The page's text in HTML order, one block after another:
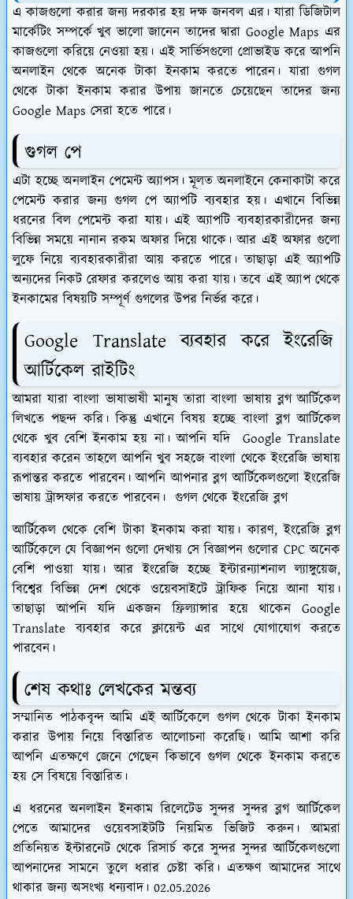
এ কাজগুলো করার জন্য দরকার হয় দক্ষ জনবল এর। যারা ডিজিটাল
মার্কেটিং সম্পর্কে খুব ভালো জানেন তাদের দ্বারা Google Maps এর
কাজগুলো করিয়ে নেওয়া হয়। এই সার্ভিসগুলো প্রোভাইড করে আপনি
অনলাইন থেকে অনেক টাকা ইনকাম করতে পারেন। যারা গুগল
থেকে টাকা ইনকাম করার উপায় জানতে চেয়েছেন তাদের জন্য
Google Maps সেরা হতে পারে।
গুগল পে
এটা হচ্ছে অনলাইন পেমেন্ট অ্যাপস। মূলত অনলাইনে কেনাকাটা করে
পেমেন্ট করার জন্য গুগল পে অ্যাপটি ব্যবহার হয়। এখানে বিভিন্ন
ধরনের বিল পেমেন্ট করা যায়। এই অ্যাপটি ব্যবহারকারীদের জন্য
বিভিন্ন সময়ে নানান রকম অফার দিয়ে থাকে। আর এই অফার গুলো
লুফে নিয়ে ব্যবহারকারীরা আয় করতে পারে। তাছাড়া এই অ্যাপটি
অন্যদের নিকট রেফার করলেও আয় করা যায়। তবে এই অ্যাপ থেকে
ইনকামের বিষয়টি সম্পূর্ণ গুগলের উপর নির্ভর করে।
Google Translate ব্যবহার করে ইংরেজি
আর্টিকেল রাইটিং
আমরা যারা বাংলা ভাষাভাষী মানুষ তারা বাংলা ভাষায় ব্লগ আর্টিকেল
লিখতে পছন্দ করি। কিন্তু এখানে বিষয় হচ্ছে বাংলা ব্লগ আর্টিকেল
থেকে খুব বেশি ইনকাম হয় না। আপনি যদি Google Translate
ব্যবহার করেন তাহলে আপনি খুব সহজে বাংলা থেকে ইংরেজি ভাষায়
রূপান্তর করতে পারবেন। আপনি আপনার ব্লগ আর্টিকেলগুলো ইংরেজি
ভাষায় ট্রান্সফার করতে পারবেন। গুগল থেকে ইংরেজি ব্লগ
আর্টিকেল থেকে বেশি টাকা ইনকাম করা যায়। কারণ, ইংরেজি ব্লগ
আর্টিকেলে যে বিজ্ঞাপন গুলো দেখায় সে বিজ্ঞাপন গুলোর CPC অনেক
বেশি পাওয়া যায়। আর ইংরেজি হচ্ছে ইন্টারন্যাশনাল ল্যাঙ্গুয়েজ,
বিশ্বের বিভিন্ন দেশ থেকে ওয়েবসাইটে ট্রাফিক নিয়ে আনা যায়।
তাছাড়া আপনি যদি একজন ফ্রিল্যান্সার হয়ে থাকেন Google
Translate ব্যবহার করে ক্লায়েন্ট এর সাথে যোগাযোগ করতে
পারবেন।
শেষ কথাঃ লেখকের মন্তব্য
সম্মানিত পাঠকবৃন্দ আমি এই আর্টিকেলে গুগল থেকে টাকা ইনকাম
করার উপায় নিয়ে বিস্তারিত আলোচনা করেছি। আমি আশা করি
আপনি এতক্ষণে জেনে গেছেন কিভাবে গুগল থেকে ইনকাম করতে
হয় সে বিষয়ে বিস্তারিত।
এ ধরনের অনলাইন ইনকাম রিলেটেড সুন্দর সুন্দর ব্লগ আর্টিকেল
পেতে আমাদের ওয়েবসাইটটি নিয়মিত ভিজিট করুন। আমরা
প্রতিনিয়ত ইন্টারনেট থেকে রিসার্চ করে সুন্দর সুন্দর আর্টিকেলগুলো
আপনাদের সামনে তুলে ধরার চেষ্টা করি। এতক্ষণ আমাদের সাথে
থাকার জন্য অসংখ্য ধন্যবাদ। 02.05.2026